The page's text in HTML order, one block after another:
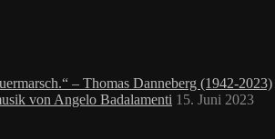
– Thomas Danneberg (1942-2023)
von Angelo Badalamenti 15. Juni 2023